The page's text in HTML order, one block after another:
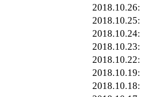
2018.10.26:
2018.10.25:
2018.10.24:
2018.10.23:
2018.10.22:
2018.10.19:
2018.10.18: